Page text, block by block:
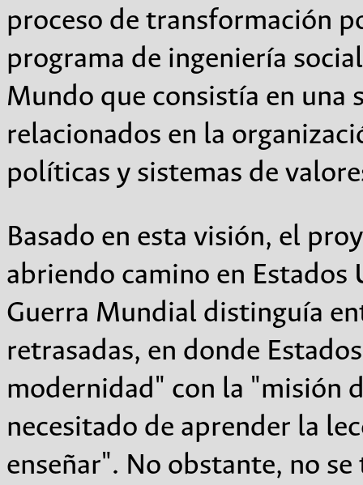
proceso de transformación
programa de ingeniería
Mundo que consistía en una
relacionados en la
políticas y sistemas de
Basado en esta visión, el
abriendo camino en Estados
Guerra Mundial distinguía
retrasadas, en donde
modernidad" con la "misión
necesitado de aprender la
enseñar". No obstante, no